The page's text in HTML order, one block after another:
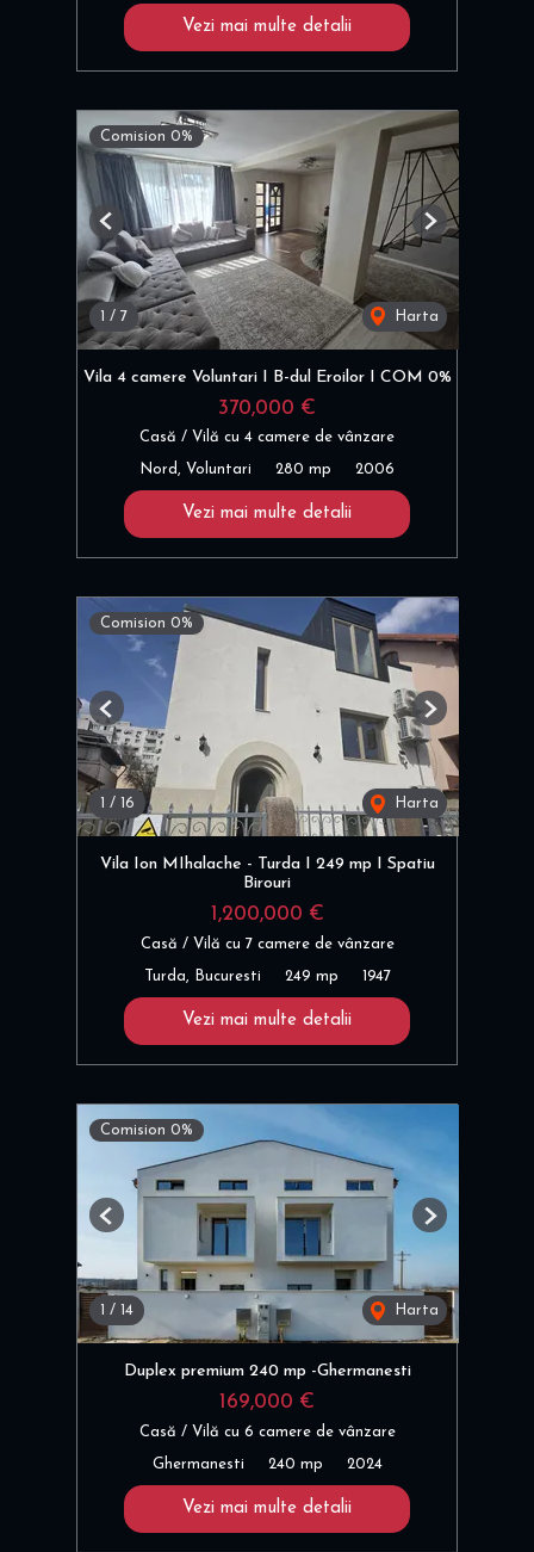
Vezi mai multe detalii
Comision 0%
1 / 7 Harta
Previous Next
Vila 4 camere Voluntari I B-dul Eroilor I COM 0%
370,000 €
Casă / Vilă cu 4 camere de vânzare
Nord, Voluntari 280 mp 2006
Vezi mai multe detalii
Comision 0%
/ 16 Harta
Previous Next
Vila Ion MIhalache - Turda I 249 mp I Spatiu
Birouri
1,200,000 €
Casă / Vilă cu 7 camere de vânzare
Turda, Bucuresti 249 mp 1947
Vezi mai multe detalii
Comision 0%
/ 14 Harta
Previous Next
Duplex premium 240 mp -Ghermanesti
169,000 €
Casă / Vilă cu 6 camere de vânzare
Ghermanesti 240 mp 2024
Vezi mai multe detalii